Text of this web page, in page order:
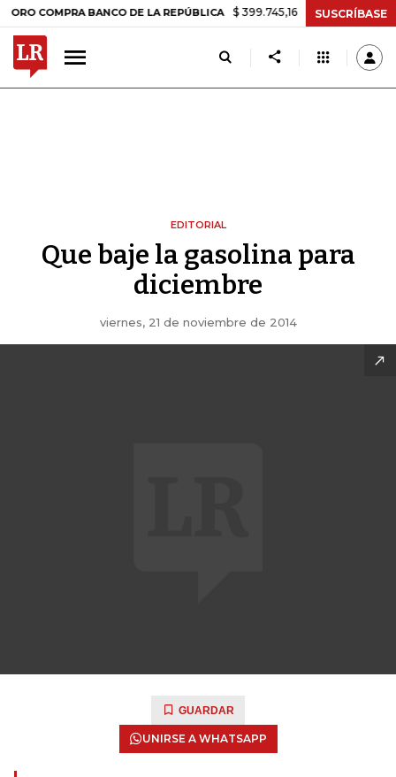
BANCO DE LA REPÚBLICA $ 399.745,16 +$ 2.295,71 +0,58%
SUSCRÍBASE
EDITORIAL
Que baje la gasolina para
diciembre
viernes, 21 de noviembre de 2014
GUARDAR
UNIRSE A WHATSAPP